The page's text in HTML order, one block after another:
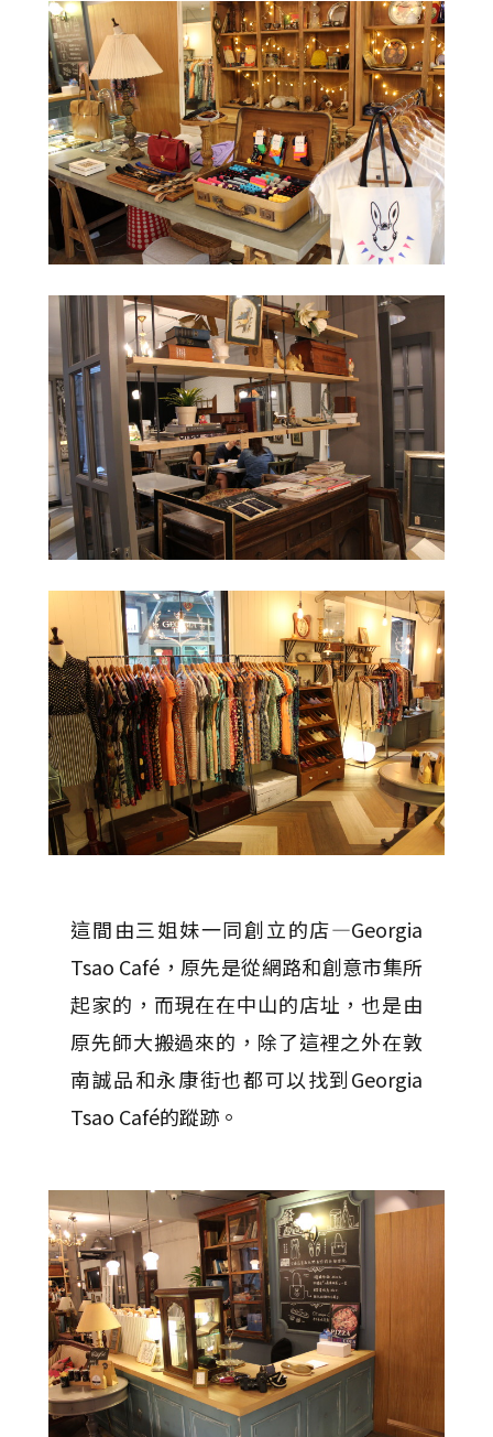
這間由三姐妹一同創立的店—Georgia
Tsao Café，原先是從網路和創意市集所
起家的，而現在在中山的店址，也是由
原先師大搬過來的，除了這裡之外在敦
南誠品和永康街也都可以找到Georgia
Tsao Café的蹤跡。